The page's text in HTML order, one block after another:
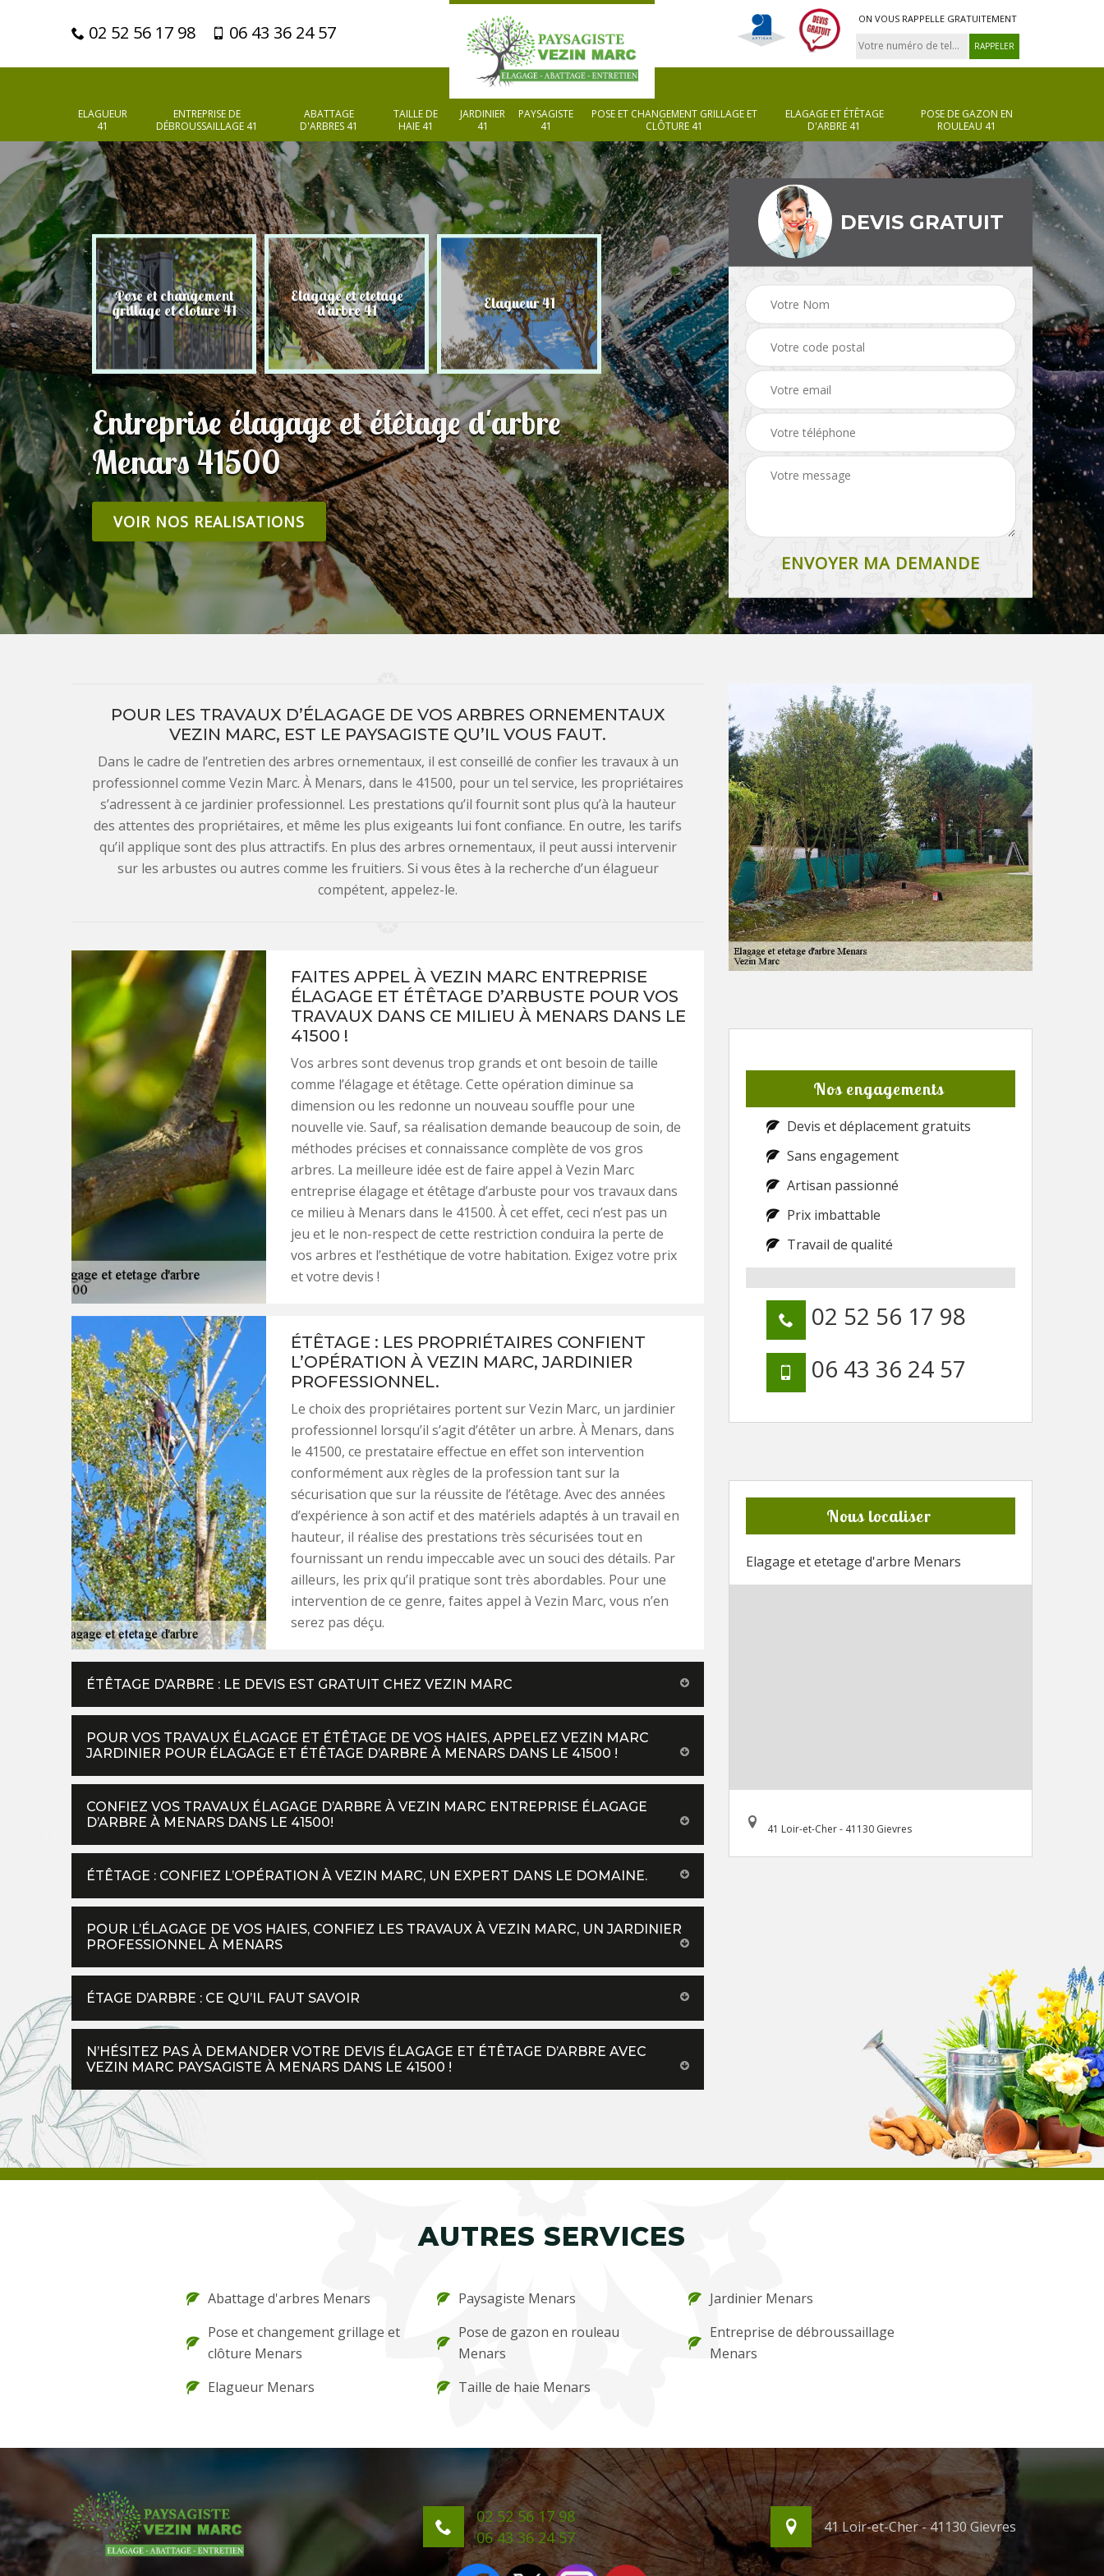
02 52 56 17 98 06 43 36 24 57
ON VOUS RAPPELLE GRATUITEMENT
ELAGUEUR
41
ENTREPRISE DE
DÉBROUSSAILLAGE 41
ABATTAGE
D'ARBRES 41
TAILLE DE
HAIE 41
JARDINIER
41
PAYSAGISTE
41
POSE ET CHANGEMENT GRILLAGE ET
CLÔTURE 41
ELAGAGE ET ÉTÊTAGE
D'ARBRE 41
POSE DE GAZON EN
ROULEAU 41
41 Pose et changement
grillage et cloture 41
Elagage et etetage
d'arbre 41 Elagueur 41 Paysagiste 41 Taille de haie 41
Entreprise élagage et étêtage d'arbre
Menars 41500
VOIR NOS REALISATIONS
DEVIS GRATUIT
POUR LES TRAVAUX D’ÉLAGAGE DE VOS ARBRES ORNEMENTAUX
VEZIN MARC, EST LE PAYSAGISTE QU’IL VOUS FAUT.
Dans le cadre de l’entretien des arbres ornementaux, il est conseillé de confier les travaux à un
professionnel comme Vezin Marc. À Menars, dans le 41500, pour un tel service, les propriétaires
s’adressent à ce jardinier professionnel. Les prestations qu’il fournit sont plus qu’à la hauteur
des attentes des propriétaires, et même les plus exigeants lui font confiance. En outre, les tarifs
qu’il applique sont des plus attractifs. En plus des arbres ornementaux, il peut aussi intervenir
sur les arbustes ou autres comme les fruitiers. Si vous êtes à la recherche d’un élagueur
compétent, appelez-le.
FAITES APPEL À VEZIN MARC ENTREPRISE
ÉLAGAGE ET ÉTÊTAGE D’ARBUSTE POUR VOS
TRAVAUX DANS CE MILIEU À MENARS DANS LE
41500 !
Vos arbres sont devenus trop grands et ont besoin de taille
comme l’élagage et étêtage. Cette opération diminue sa
dimension ou les redonne un nouveau souffle pour une
nouvelle vie. Sauf, sa réalisation demande beaucoup de soin, de
méthodes précises et connaissance complète de vos gros
arbres. La meilleure idée est de faire appel à Vezin Marc
entreprise élagage et étêtage d’arbuste pour vos travaux dans
ce milieu à Menars dans le 41500. À cet effet, ceci n’est pas un
jeu et le non-respect de cette restriction conduira la perte de
vos arbres et l’esthétique de votre habitation. Exigez votre prix
et votre devis !
ÉTÊTAGE : LES PROPRIÉTAIRES CONFIENT
L’OPÉRATION À VEZIN MARC, JARDINIER
PROFESSIONNEL.
Le choix des propriétaires portent sur Vezin Marc, un jardinier
professionnel lorsqu’il s’agit d’étêter un arbre. À Menars, dans
le 41500, ce prestataire effectue en effet son intervention
conformément aux règles de la profession tant sur la
sécurisation que sur la réussite de l’étêtage. Avec des années
d’expérience à son actif et des matériels adaptés à un travail en
hauteur, il réalise des prestations très sécurisées tout en
fournissant un rendu impeccable avec un souci des détails. Par
ailleurs, les prix qu’il pratique sont très abordables. Pour une
intervention de ce genre, faites appel à Vezin Marc, vous n’en
serez pas déçu.
ÉTÊTAGE D’ARBRE : LE DEVIS EST GRATUIT CHEZ VEZIN MARC
POUR VOS TRAVAUX ÉLAGAGE ET ÉTÊTAGE DE VOS HAIES, APPELEZ VEZIN MARC
JARDINIER POUR ÉLAGAGE ET ÉTÊTAGE D’ARBRE À MENARS DANS LE 41500 !
CONFIEZ VOS TRAVAUX ÉLAGAGE D’ARBRE À VEZIN MARC ENTREPRISE ÉLAGAGE
D’ARBRE À MENARS DANS LE 41500!
ÉTÊTAGE : CONFIEZ L’OPÉRATION À VEZIN MARC, UN EXPERT DANS LE DOMAINE.
POUR L’ÉLAGAGE DE VOS HAIES, CONFIEZ LES TRAVAUX À VEZIN MARC, UN JARDINIER
PROFESSIONNEL À MENARS
ÉTAGE D’ARBRE : CE QU’IL FAUT SAVOIR
N’HÉSITEZ PAS À DEMANDER VOTRE DEVIS ÉLAGAGE ET ÉTÊTAGE D’ARBRE AVEC
VEZIN MARC PAYSAGISTE À MENARS DANS LE 41500 !
Nos engagements
Devis et déplacement gratuits
Sans engagement
Artisan passionné
Prix imbattable
Travail de qualité
02 52 56 17 98
06 43 36 24 57
Nous localiser
Elagage et etetage d'arbre Menars
41 Loir-et-Cher - 41130 Gievres
AUTRES SERVICES
Abattage d'arbres Menars
Pose et changement grillage et
clôture Menars
Elagueur Menars
Paysagiste Menars
Pose de gazon en rouleau
Menars
Taille de haie Menars
Jardinier Menars
Entreprise de débroussaillage
Menars
02 52 56 17 98
06 43 36 24 57
41 Loir-et-Cher - 41130 Gievres